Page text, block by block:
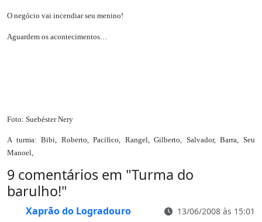
O negócio vai incendiar seu menino!
Aguardem os acontecimentos…
Foto: Suebéster Nery
A turma: Bibi, Roberto, Pacífico, Rangel, Gilberto, Salvador, Barra, Seu
Manoel,
9 comentários em "Turma do
barulho!"
Xaprão do Logradouro 13/06/2008 às 15:01